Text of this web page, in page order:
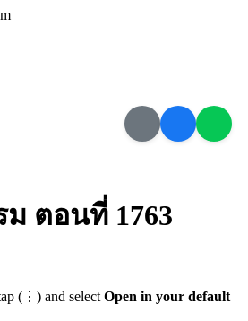
ตอนที่ 1763
(⋮) and select Open in your default